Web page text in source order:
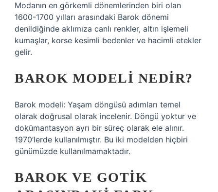
Modanın en görkemli dönemlerinden biri olan
1600-1700 yılları arasındaki Barok dönemi
denildiğinde aklımıza canlı renkler, altın işlemeli
kumaşlar, korse kesimli bedenler ve hacimli etekler
gelir.
BAROK MODELI NEDIR?
Barok modeli: Yaşam döngüsü adımları temel
olarak doğrusal olarak incelenir. Döngü yoktur ve
dokümantasyon ayrı bir süreç olarak ele alınır.
1970’lerde kullanılmıştır. Bu iki modelden hiçbiri
günümüzde kullanılmamaktadır.
BAROK VE GOTIK